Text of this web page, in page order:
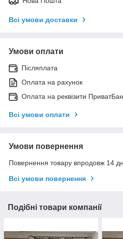
Всі умови доставки
Умови оплати
Післяплата
Оплата на рахунок
Оплата на реквізити
Всі умови оплати
Умови повернення
Повернення товару впродовж 14
Всі умови повернення
Подібні товари компанії